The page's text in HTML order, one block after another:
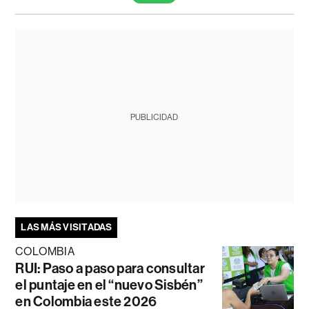
PUBLICIDAD
LAS MÁS VISITADAS
COLOMBIA
RUI: Paso a paso para consultar
el puntaje en el “nuevo Sisbén”
en Colombia este 2026